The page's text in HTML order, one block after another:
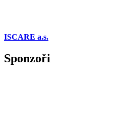
ISCARE a.s.
Sponzoři